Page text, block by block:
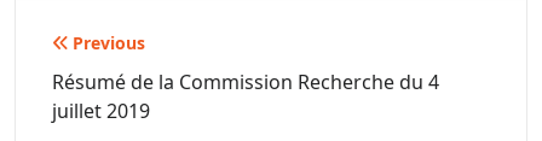
Navigation
de
l’article
Previous
Résumé de la Commission Recherche du 4
juillet 2019